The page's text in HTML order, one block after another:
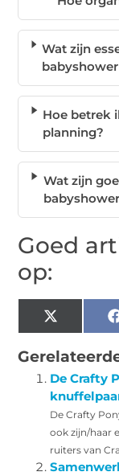
Wat zijn
Hoe betrek
planning?
Wat zijn
Goed
op:
X
(Twitter)
De Crafty
De Crafty
ook zijn/haar
ruiters van